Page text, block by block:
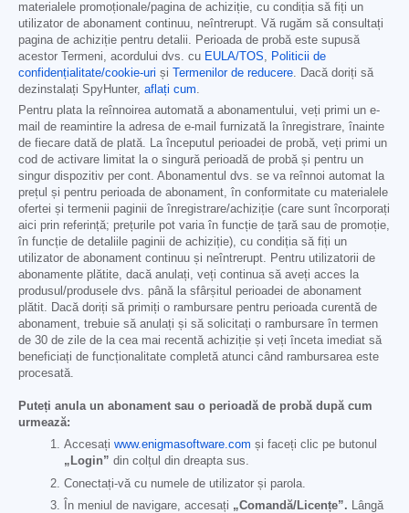
materialele promoționale/pagina de achiziție, cu condiția să fiți un
utilizator de abonament continuu, neîntrerupt. Vă rugăm să consultați
pagina de achiziție pentru detalii. Perioada de probă este supusă
acestor Termeni, acordului dvs. cu EULA/TOS, Politicii de
confidențialitate/cookie-uri și Termenilor de reducere. Dacă doriți să
dezinstalați SpyHunter, aflați cum.
Pentru plata la reînnoirea automată a abonamentului, veți primi un e-
mail de reamintire la adresa de e-mail furnizată la înregistrare, înainte
de fiecare dată de plată. La începutul perioadei de probă, veți primi un
cod de activare limitat la o singură perioadă de probă și pentru un
singur dispozitiv per cont. Abonamentul dvs. se va reînnoi automat la
prețul și pentru perioada de abonament, în conformitate cu materialele
ofertei și termenii paginii de înregistrare/achiziție (care sunt încorporați
aici prin referință; prețurile pot varia în funcție de țară sau de promoție,
în funcție de detaliile paginii de achiziție), cu condiția să fiți un
utilizator de abonament continuu și neîntrerupt. Pentru utilizatorii de
abonamente plătite, dacă anulați, veți continua să aveți acces la
produsul/produsele dvs. până la sfârșitul perioadei de abonament
plătit. Dacă doriți să primiți o rambursare pentru perioada curentă de
abonament, trebuie să anulați și să solicitați o rambursare în termen
de 30 de zile de la cea mai recentă achiziție și veți înceta imediat să
beneficiați de funcționalitate completă atunci când rambursarea este
procesată.
Puteți anula un abonament sau o perioadă de probă după cum
urmează:
Accesați www.enigmasoftware.com și faceți clic pe butonul
„Login” din colțul din dreapta sus.
Conectați-vă cu numele de utilizator și parola.
În meniul de navigare, accesați „Comandă/Licențe”. Lângă